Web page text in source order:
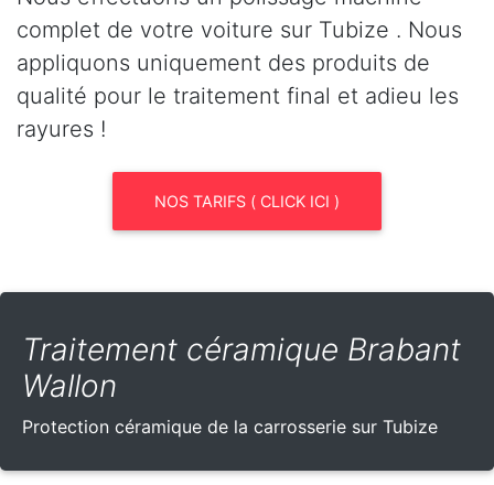
complet de votre voiture sur Tubize . Nous
appliquons uniquement des produits de
qualité pour le traitement final et adieu les
rayures !
NOS TARIFS ( CLICK ICI )
Traitement céramique Brabant
Wallon
Protection céramique de la carrosserie sur Tubize